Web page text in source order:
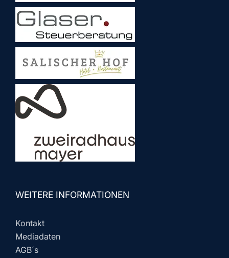
WEITERE INFORMATIONEN
Kontakt
Mediadaten
AGB´s